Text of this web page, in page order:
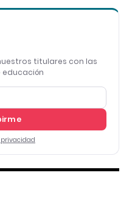
titulares con las